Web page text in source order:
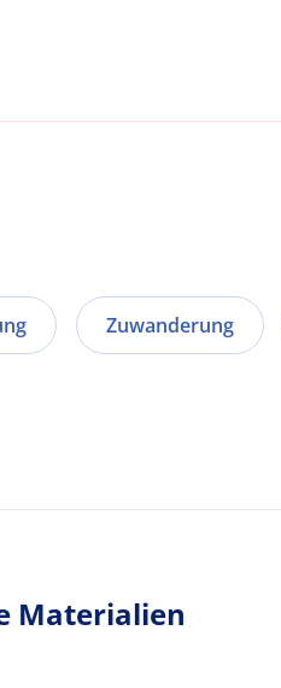
Zuwanderung
Materialien